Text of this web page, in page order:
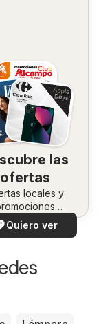
las
ofertas
locales y
especiales.
Quiero ver